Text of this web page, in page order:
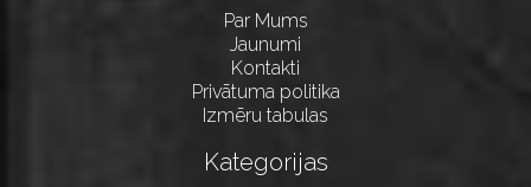
Par Mums
Jaunumi
Kontakti
Privātuma politika
Izmēru tabulas
Kategorijas